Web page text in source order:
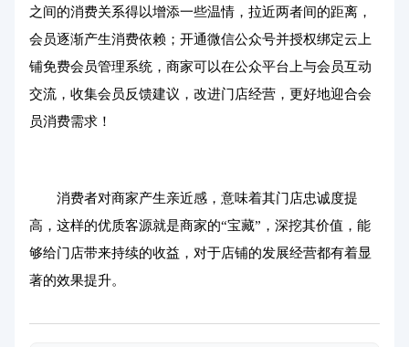
之间的消费关系得以增添一些温情，拉近两者间的距离，
会员逐渐产生消费依赖；开通微信公众号并授权绑定云上
铺免费会员管理系统，商家可以在公众平台上与会员互动
交流，收集会员反馈建议，改进门店经营，更好地迎合会
员消费需求！
消费者对商家产生亲近感，意味着其门店忠诚度提
高，这样的优质客源就是商家的“宝藏”，深挖其价值，能
够给门店带来持续的收益，对于店铺的发展经营都有着显
著的效果提升。